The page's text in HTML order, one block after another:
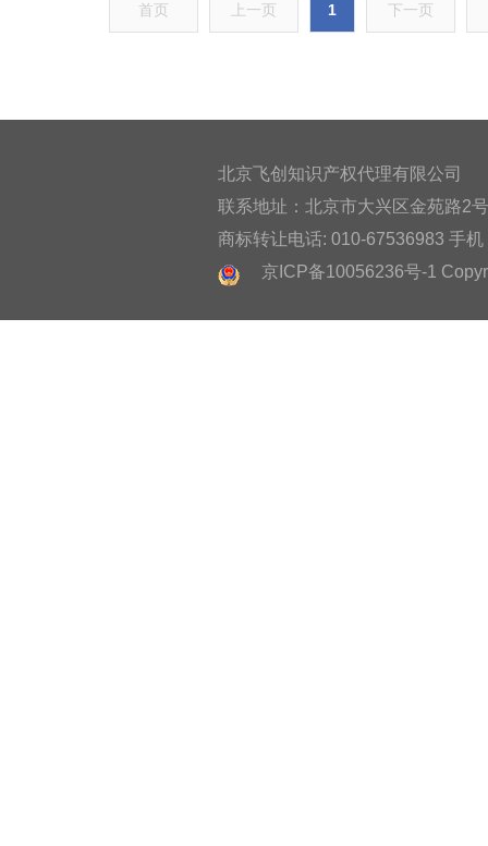
首页 上一页 1 下一页
北京飞创知识产权代理有限公司
联系地址：北京市大兴区金苑路2
商标转让电话: 010-67536983 手
京ICP备10056236号-1